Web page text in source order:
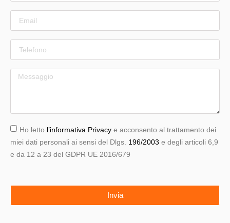
Ho letto l’informativa Privacy e acconsento al trattamento dei
miei dati personali ai sensi del Dlgs. 196/2003 e degli articoli 6,9
e da 12 a 23 del GDPR UE 2016/679
Invia